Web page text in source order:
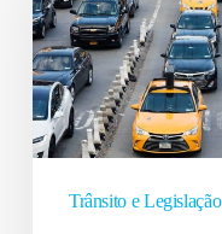
Nacional
de
Trânsito
impacta
a
Trânsito e Legislação